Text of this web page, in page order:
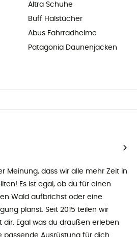
Altra Schuhe
Buff Halstücher
Abus Fahrradhelme
Patagonia Daunenjacken
Meinung, dass wir alle mehr Zeit in
Es ist egal, ob du für einen
Wald aufbrichst oder eine
planst. Seit 2015 teilen wir
dir. Egal was du draußen erleben
Ausrüstung für dich.